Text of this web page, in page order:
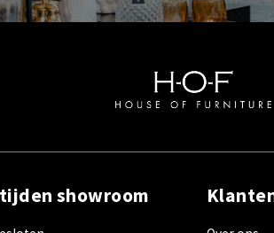
showroom